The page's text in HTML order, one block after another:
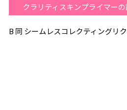
クラリティスキンプライマー
B 同 シームレスコレクティングリ